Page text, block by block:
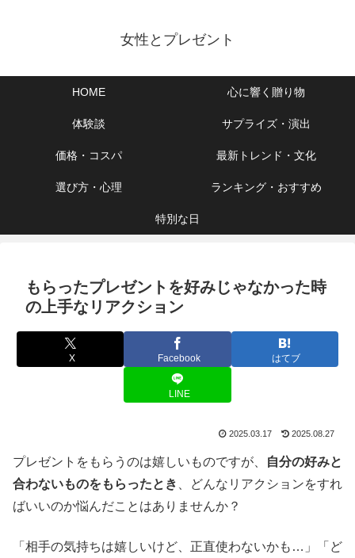
女性とプレゼント
HOME 心に響く贈り物
体験談 サプライズ・演出
価格・コスパ 最新トレンド・文化
選び方・心理 ランキング・おすすめ
特別な日
もらったプレゼントを好みじゃなかった時
の上手なリアクション
X Facebook はてブ
LINE
2025.03.17 2025.08.27
プレゼントをもらうのは嬉しいものですが、
自分の好みと
合わないものをもらったとき
、どんなリアクションをすれ
ばいいのか悩んだことはありませんか？
「相手の気持ちは嬉しいけど、正直使わないかも…」「ど